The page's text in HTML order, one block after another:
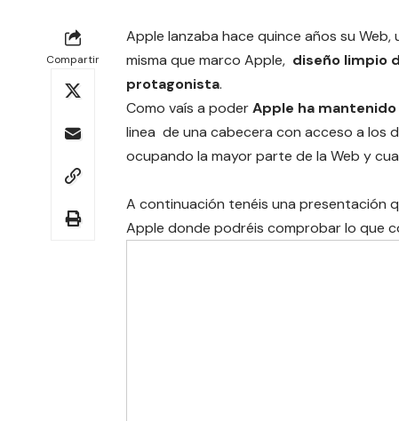
Compartir
Apple lanzaba hace quince años su
misma que marco Apple, diseño limpio
protagonista.
Como vaís a poderApple ha
linea de una cabecera con acceso a los
ocupando la mayor parte de la Web y
A continuación tenéis una presentación
Apple donde podréis comprobar lo que